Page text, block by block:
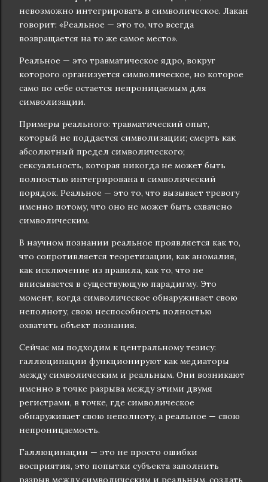
невозможно интегрировать в символическое. Лакан
говорит: «Реальное — это то, что всегда
возвращается на то же самое место».
Реальное — это травматическое ядро, вокруг
которого организуется символическое, но которое
само по себе остается непроницаемым для
символизации.
Примеры реального: травматический опыт,
который не поддается символизации; смерть как
абсолютный предел символического;
сексуальность, которая никогда не может быть
полностью интегрирована в символический
порядок. Реальное — это то, что вызывает тревогу
именно потому, что оно не может быть схвачено
символическим.
В научном познании реальное проявляется как то,
что сопротивляется теоретизации, как аномалия,
как исключение из правила, как то, что не
вписывается в существующую парадигму. Это
момент, когда символическое обнаруживает свою
неполноту, свою неспособность полностью
охватить объект познания.
Сейчас мы подходим к центральному тезису:
галлюцинации функционируют как медиаторы
между символическим и реальным. Они возникают
именно в точке разрыва между этими двумя
регистрами, в точке, где символическое
обнаруживает свою неполноту, а реальное — свою
непроницаемость.
Галлюцинации — это не просто ошибки
восприятия, это попытки субъекта заполнить
разрыв между символическим и реальным, создать